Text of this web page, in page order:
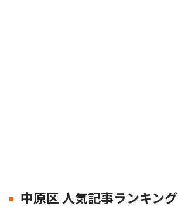
中原区 人気記事ランキング